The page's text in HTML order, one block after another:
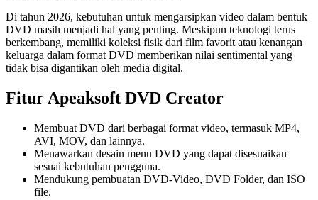
Di tahun 2026, kebutuhan untuk mengarsipkan video dalam bentuk
DVD masih menjadi hal yang penting. Meskipun teknologi terus
berkembang, memiliki koleksi fisik dari film favorit atau kenangan
keluarga dalam format DVD memberikan nilai sentimental yang
tidak bisa digantikan oleh media digital.
Fitur Apeaksoft DVD Creator
Membuat DVD dari berbagai format video, termasuk MP4,
AVI, MOV, dan lainnya.
Menawarkan desain menu DVD yang dapat disesuaikan
sesuai kebutuhan pengguna.
Mendukung pembuatan DVD-Video, DVD Folder, dan ISO
file.